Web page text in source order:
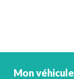
Mon véhicule